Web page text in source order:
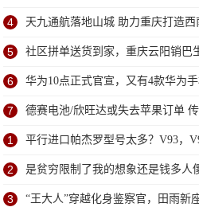
4 天九通航落地山城 助力重庆打造
5 社区拼单送货到家，重庆云阳销巴
6 华为10点正式官宣，又有4款华为
7 德赛电池/欣旺达或失去苹果订单
1 平行进口帕杰罗型号太多？V93，
不清？
2 是贫穷限制了我的想象还是钱多人
离谱
3 “王大人”穿越化身鉴察官，田雨新